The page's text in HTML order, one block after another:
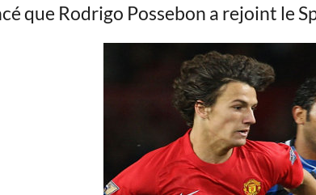
que Rodrigo Possebon a rejoint le